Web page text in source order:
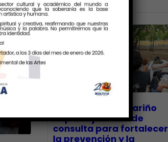
CECA Santiago Mariño
impulsó jornada de
consulta para fortalecer
la prevención y la